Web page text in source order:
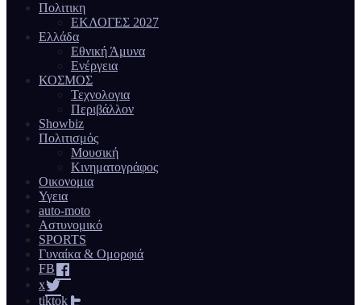
Πολιτικη
ΕΚΛΟΓΕΣ 2027
Ελλάδα
Εθνική Άμυνα
Ενέργεια
ΚΟΣΜΟΣ
Τεχνολογια
Περιβάλλον
Showbiz
Πολιτισμός
Μουσική
Κινηματογράφος
Οικονομια
Υγεια
auto-moto
Αστυνομικό
SPORTS
Γυναίκα & Ομορφιά
FB
x
tiktok